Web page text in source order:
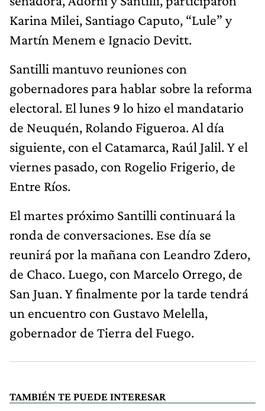
Karina Milei, Santiago Caputo, “Lule” y
Martín Menem e Ignacio Devitt.
Santilli mantuvo reuniones con
gobernadores para hablar sobre la reforma
electoral. El lunes 9 lo hizo el mandatario
de Neuquén, Rolando Figueroa. Al día
siguiente, con el Catamarca, Raúl Jalil. Y el
viernes pasado, con Rogelio Frigerio, de
Entre Ríos.
El martes próximo Santilli continuará la
ronda de conversaciones. Ese día se
reunirá por la mañana con Leandro Zdero,
de Chaco. Luego, con Marcelo Orrego, de
San Juan. Y finalmente por la tarde tendrá
un encuentro con Gustavo Melella,
gobernador de Tierra del Fuego.
TAMBIÉN TE PUEDE INTERESAR